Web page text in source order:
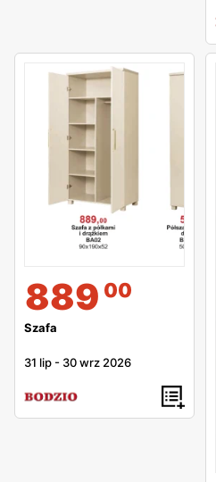
889 00
Szafa
31 lip - 30 wrz 2026